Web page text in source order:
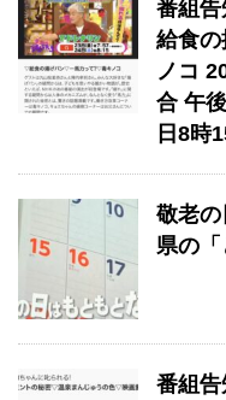
番組
給食
ノコ
合 午
日8時
敬老
県の「
番組